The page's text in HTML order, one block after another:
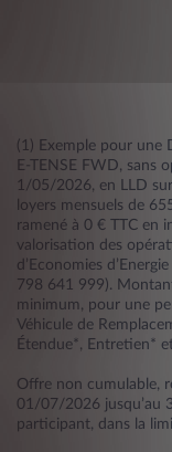
(1) Exemple pour une
E-TENSE FWD, sans
1/05/2026, en LLD
loyers mensuels de
ramené à 0 € TTC en
valorisation des
d’Economies
798 641 999).
minimum, pour une
Véhicule de
Étendue*, Entretien*
Offre non cumulable,
01/07/2026 jusqu’au
participant, dans la